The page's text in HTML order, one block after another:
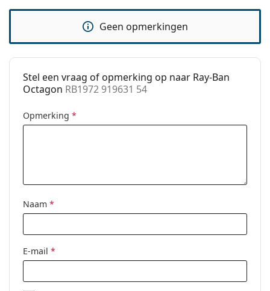
Code:
RB1972 919631 54
beschikbaar:
No
Geen opmerkingen
Stel een vraag of opmerking op naar Ray-Ban
Octagon RB1972 919631 54
Opmerking *
Naam *
E-mail *